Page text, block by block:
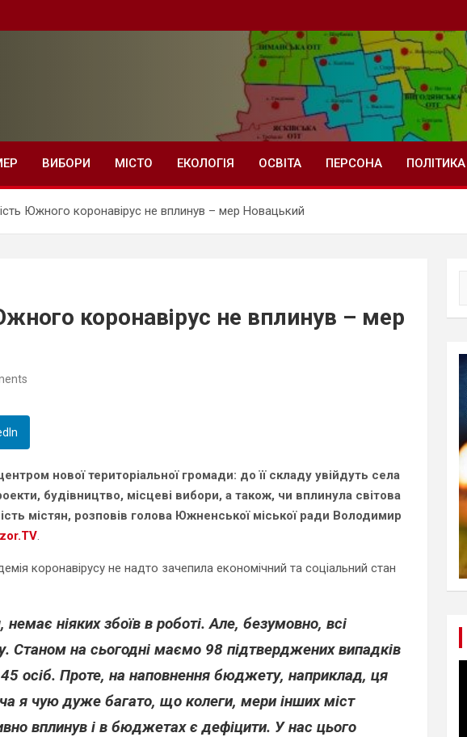
ВИБОРИ МІСТО ЕКОЛОГІЯ ОСВІТА ПЕРСОНА ПОЛІТИКА
Южного коронавірус не вплинув – мер Новацький
коронавірус не вплинув – мер
нової територіальної громади: до її складу увійдуть села
будівництво, місцеві вибори, а також, чи вплинула світова
містян, розповів голова Южненської міської ради Володимир
.
коронавірусу не надто зачепила економічний та соціальний стан
ніяких збоїв в роботі. Але, безумовно, всі
Станом на сьогодні маємо 98 підтверджених випадків
45 осіб. Проте, на наповнення бюджету, наприклад, ця
я чую дуже багато, що колеги, мери інших міст
вплинув і в бюджетах є дефіцити. У нас цього
a